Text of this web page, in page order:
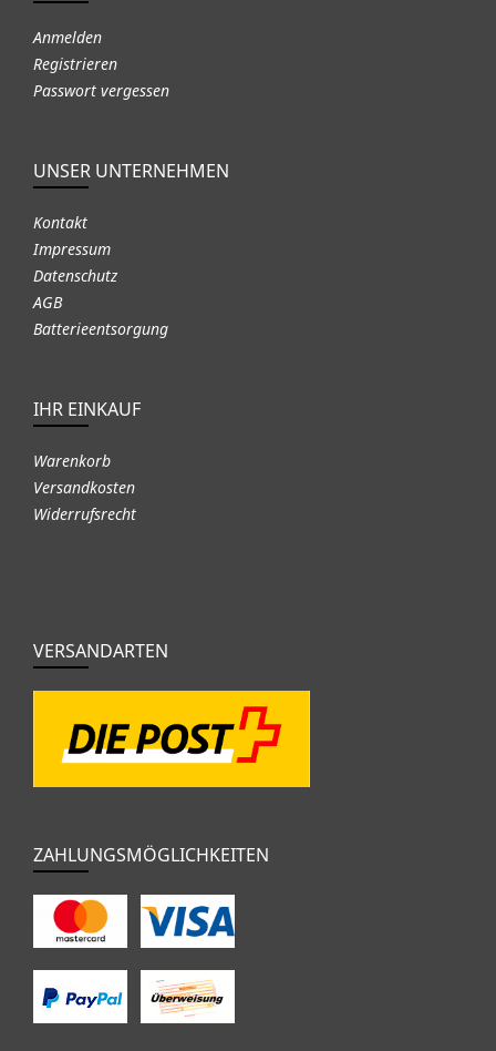
Anmelden
Registrieren
Passwort vergessen
UNSER UNTERNEHMEN
Kontakt
Impressum
Datenschutz
AGB
Batterieentsorgung
IHR EINKAUF
Warenkorb
Versandkosten
Widerrufsrecht
VERSANDARTEN
ZAHLUNGSMÖGLICHKEITEN